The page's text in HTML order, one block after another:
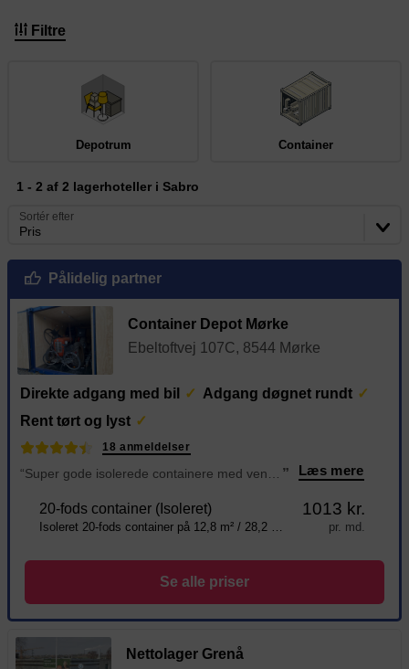
Filtre
Depotrum Container
1 - 2 af 2 lagerhoteller i Sabro
Pris
Sortér efter
Pålidelig partner
Container Depot Mørke
Ebeltoftvej 107C, 8544 Mørke
Direkte adgang med bil
Adgang døgnet rundt
Rent tørt og lyst
18 anmeldelser
” Læs mere
20-fods container (Isoleret) 1013 kr.
pr. md.
Se alle priser
Nettolager Grenå